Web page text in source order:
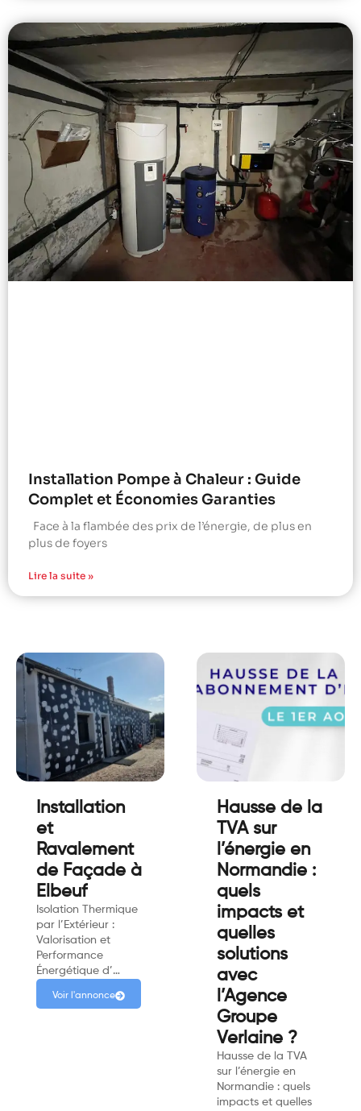
Installation Pompe à Chaleur : Guide
Complet et Économies Garanties
Face à la flambée des prix de l’énergie, de plus en
plus de foyers
Lire la suite »
Installation
et
Ravalement
de Façade à
Elbeuf
Isolation Thermique
par l’Extérieur :
Valorisation et
Performance
Énergétique d’…
Voir l'annonce
Hausse de la
TVA sur
l’énergie en
Normandie :
quels
impacts et
quelles
solutions
avec
l’Agence
Groupe
Verlaine ?
Hausse de la TVA
sur l’énergie en
Normandie : quels
impacts et quelles